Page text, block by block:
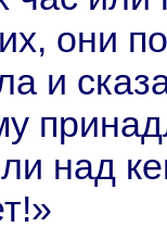
они
и
нaд